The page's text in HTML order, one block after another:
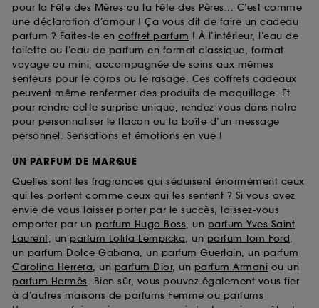
pour la Fête des Mères ou la Fête des Pères... C’est comme
une déclaration d’amour ! Ça vous dit de faire un cadeau
parfum ? Faites-le en coffret parfum ! À l’intérieur, l’eau de
toilette ou l’eau de parfum en format classique, format
voyage ou mini, accompagnée de soins aux mêmes
senteurs pour le corps ou le rasage. Ces coffrets cadeaux
peuvent même renfermer des produits de maquillage. Et
pour rendre cette surprise unique, rendez-vous dans notre
pour personnaliser le flacon ou la boîte d’un message
personnel. Sensations et émotions en vue !
UN PARFUM DE MARQUE
Quelles sont les fragrances qui séduisent énormément ceux
qui les portent comme ceux qui les sentent ? Si vous avez
envie de vous laisser porter par le succès, laissez-vous
emporter par un parfum Hugo Boss, un parfum Yves Saint
Laurent, un parfum Lolita Lempicka, un parfum Tom Ford,
un parfum Dolce Gabana, un parfum Guerlain, un parfum
Carolina Herrera, un parfum Dior, un parfum Armani ou un
parfum Hermès. Bien sûr, vous pouvez également vous fier
à d’autres maisons de parfums Femme ou parfums